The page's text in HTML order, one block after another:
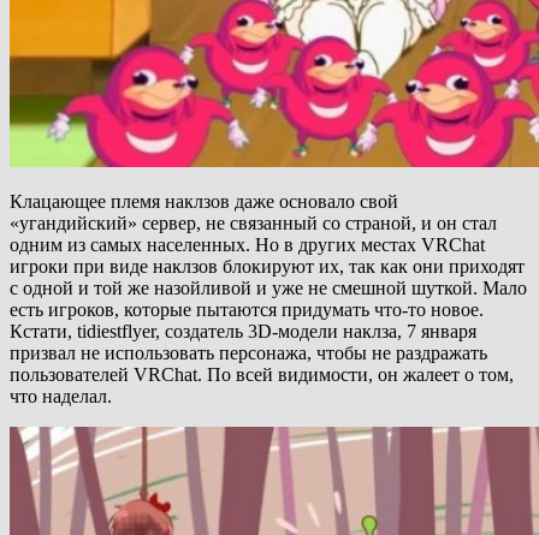
Клацающее племя наклзов даже основало свой
«угандийский» сервер, не связанный со страной, и он стал
одним из самых населенных. Но в других местах VRChat
игроки при виде наклзов блокируют их, так как они приходят
с одной и той же назойливой и уже не смешной шуткой. Мало
есть игроков, которые пытаются придумать что-то новое.
Кстати, tidiestflyer, создатель 3D-модели наклза, 7 января
призвал не использовать персонажа, чтобы не раздражать
пользователей VRChat. По всей видимости, он жалеет о том,
что наделал.